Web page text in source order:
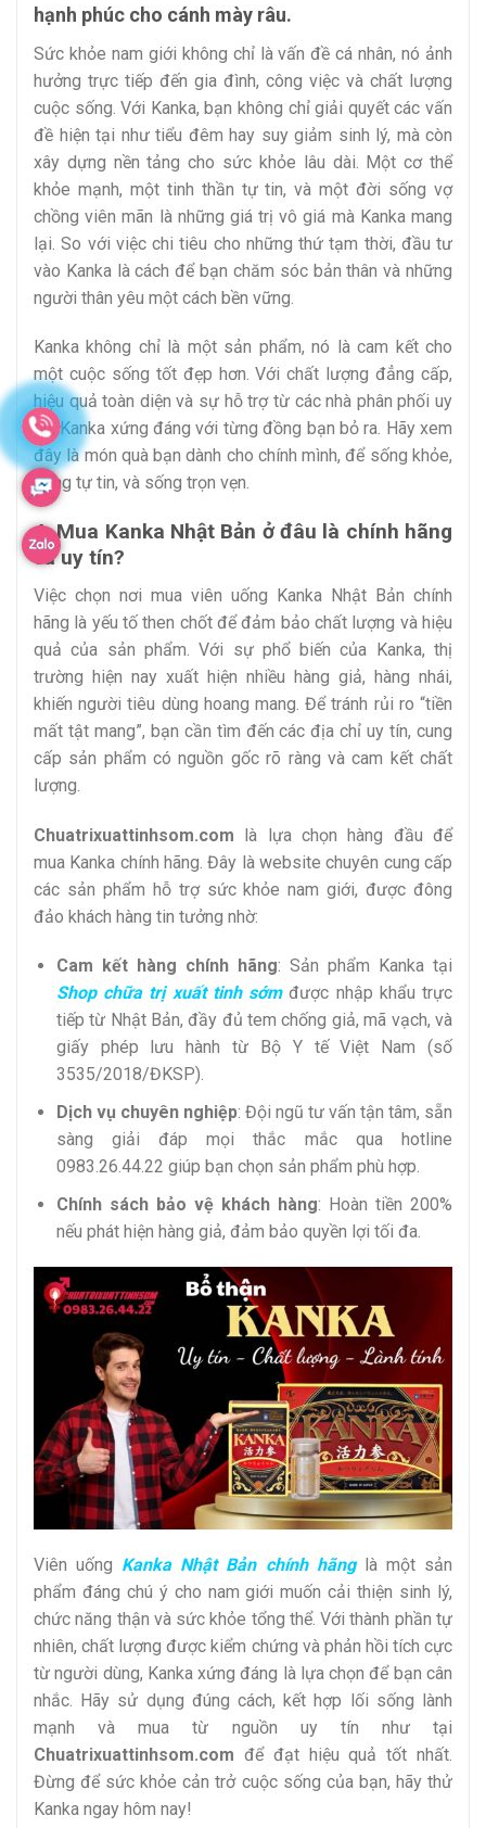
hạnh phúc cho cánh mày râu.
Sức khỏe nam giới không chỉ là vấn đề cá nhân, nó ảnh
hưởng trực tiếp đến gia đình, công việc và chất lượng
cuộc sống. Với Kanka, bạn không chỉ giải quyết các vấn
đề hiện tại như tiểu đêm hay suy giảm sinh lý, mà còn
xây dựng nền tảng cho sức khỏe lâu dài. Một cơ thể
khỏe mạnh, một tinh thần tự tin, và một đời sống vợ
chồng viên mãn là những giá trị vô giá mà Kanka mang
lại. So với việc chi tiêu cho những thứ tạm thời, đầu tư
vào Kanka là cách để bạn chăm sóc bản thân và những
người thân yêu một cách bền vững.
Kanka không chỉ là một sản phẩm, nó là cam kết cho
một cuộc sống tốt đẹp hơn. Với chất lượng đẳng cấp,
hiệu quả toàn diện và sự hỗ trợ từ các nhà phân phối uy
tín, Kanka xứng đáng với từng đồng bạn bỏ ra. Hãy xem
đây là món quà bạn dành cho chính mình, để sống khỏe,
sống tự tin, và sống trọn vẹn.
4. Mua Kanka Nhật Bản ở đâu là chính hãng
và uy tín?
Việc chọn nơi mua viên uống Kanka Nhật Bản chính
hãng là yếu tố then chốt để đảm bảo chất lượng và hiệu
quả của sản phẩm. Với sự phổ biến của Kanka, thị
trường hiện nay xuất hiện nhiều hàng giả, hàng nhái,
khiến người tiêu dùng hoang mang. Để tránh rủi ro “tiền
mất tật mang”, bạn cần tìm đến các địa chỉ uy tín, cung
cấp sản phẩm có nguồn gốc rõ ràng và cam kết chất
lượng.
Chuatrixuattinhsom.com là lựa chọn hàng đầu để
mua Kanka chính hãng. Đây là website chuyên cung cấp
các sản phẩm hỗ trợ sức khỏe nam giới, được đông
đảo khách hàng tin tưởng nhờ:
Cam kết hàng chính hãng: Sản phẩm Kanka tại
Shop chữa trị xuất tinh sớmđược nhập khẩu trực
tiếp từ Nhật Bản, đầy đủ tem chống giả, mã vạch, và
giấy phép lưu hành từ Bộ Y tế Việt Nam (số
3535/2018/ĐKSP).
Dịch vụ chuyên nghiệp: Đội ngũ tư vấn tận tâm, sẵn
sàng giải đáp mọi thắc mắc qua hotline
0983.26.44.22 giúp bạn chọn sản phẩm phù hợp.
Chính sách bảo vệ khách hàng: Hoàn tiền 200%
nếu phát hiện hàng giả, đảm bảo quyền lợi tối đa.
Viên uống Kanka Nhật Bản chính hãnglà một sản
phẩm đáng chú ý cho nam giới muốn cải thiện sinh lý,
chức năng thận và sức khỏe tổng thể. Với thành phần tự
nhiên, chất lượng được kiểm chứng và phản hồi tích cực
từ người dùng, Kanka xứng đáng là lựa chọn để bạn cân
nhắc. Hãy sử dụng đúng cách, kết hợp lối sống lành
mạnh và mua từ nguồn uy tín như tại
Chuatrixuattinhsom.com để đạt hiệu quả tốt nhất.
Đừng để sức khỏe cản trở cuộc sống của bạn, hãy thử
Kanka ngay hôm nay!